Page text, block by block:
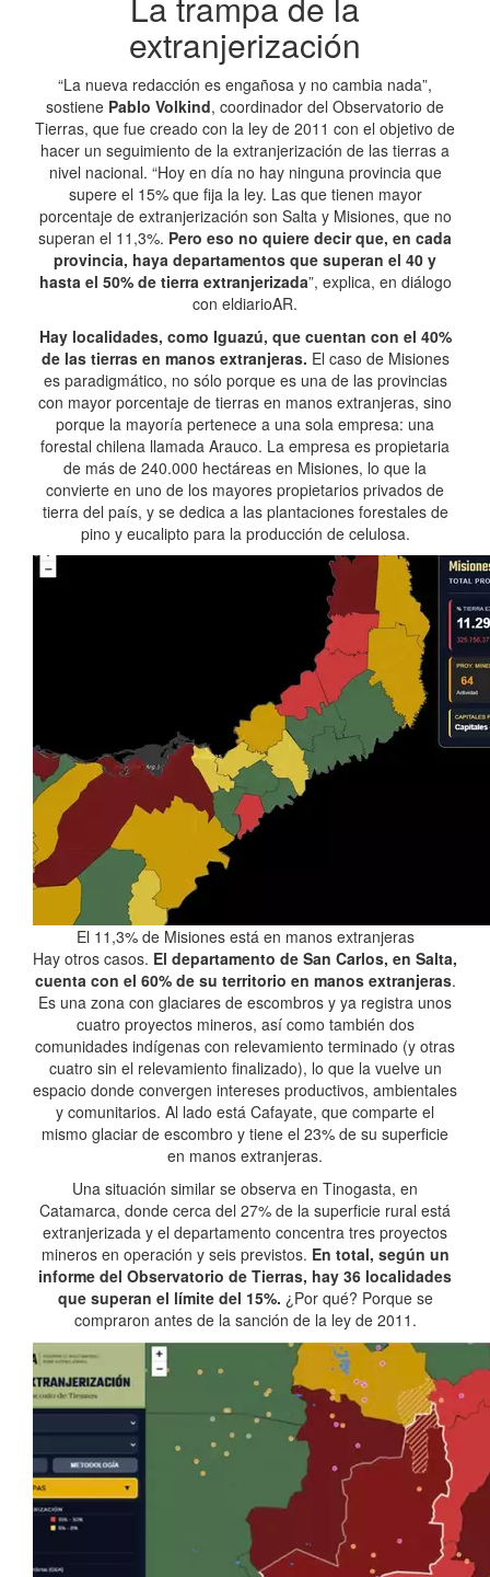
extranjerización
“La nueva redacción es engañosa y no cambia nada”,
sostiene Pablo Volkind, coordinador del Observatorio de
Tierras, que fue creado con la ley de 2011 con el objetivo de
hacer un seguimiento de la extranjerización de las tierras a
nivel nacional. “Hoy en día no hay ninguna provincia que
supere el 15% que fija la ley. Las que tienen mayor
porcentaje de extranjerización son Salta y Misiones, que no
superan el 11,3%. Pero eso no quiere decir que, en cada
provincia, haya departamentos que superan el 40 y
hasta el 50% de tierra extranjerizada”, explica, en diálogo
con eldiarioAR.
Hay localidades, como Iguazú, que cuentan con el 40%
de las tierras en manos extranjeras. El caso de Misiones
es paradigmático, no sólo porque es una de las provincias
con mayor porcentaje de tierras en manos extranjeras, sino
porque la mayoría pertenece a una sola empresa: una
forestal chilena llamada Arauco. La empresa es propietaria
de más de 240.000 hectáreas en Misiones, lo que la
convierte en uno de los mayores propietarios privados de
tierra del país, y se dedica a las plantaciones forestales de
pino y eucalipto para la producción de celulosa.
El 11,3% de Misiones está en manos extranjeras
Hay otros casos. El departamento de San Carlos, en Salta,
cuenta con el 60% de su territorio en manos extranjeras.
Es una zona con glaciares de escombros y ya registra unos
cuatro proyectos mineros, así como también dos
comunidades indígenas con relevamiento terminado (y otras
cuatro sin el relevamiento finalizado), lo que la vuelve un
espacio donde convergen intereses productivos, ambientales
y comunitarios. Al lado está Cafayate, que comparte el
mismo glaciar de escombro y tiene el 23% de su superficie
en manos extranjeras.
Una situación similar se observa en Tinogasta, en
Catamarca, donde cerca del 27% de la superficie rural está
extranjerizada y el departamento concentra tres proyectos
mineros en operación y seis previstos. En total, según un
informe del Observatorio de Tierras, hay 36 localidades
que superan el límite del 15%. ¿Por qué? Porque se
compraron antes de la sanción de la ley de 2011.